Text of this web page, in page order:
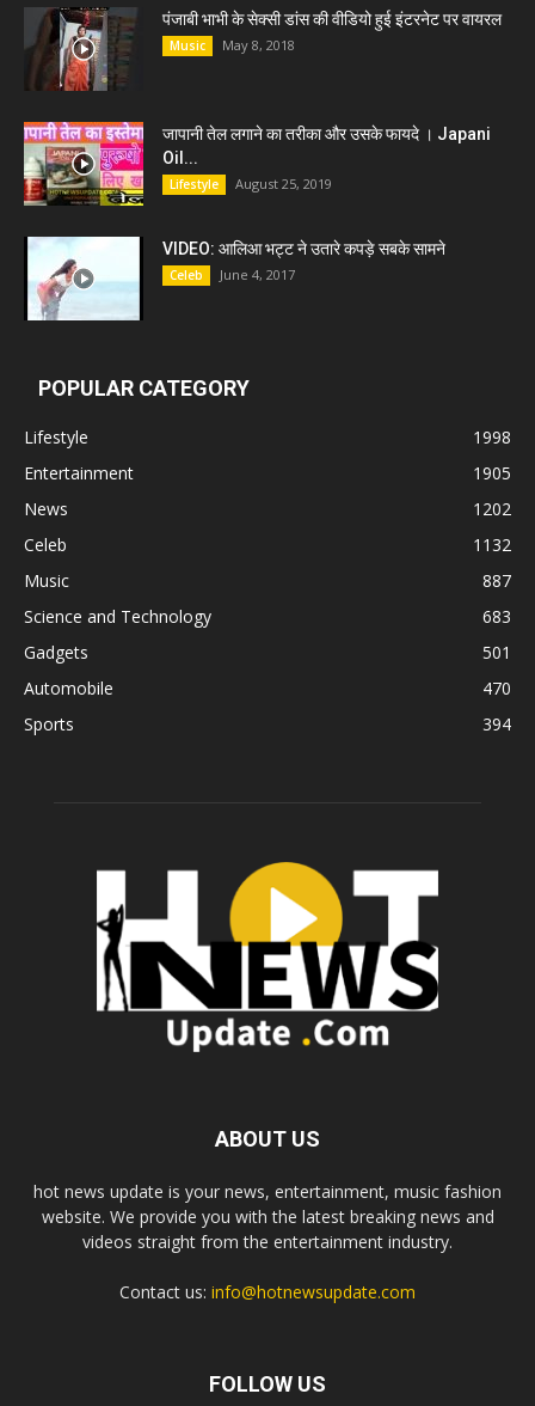
पंजाबी भाभी के सेक्सी डांस की वीडियो हुई इंटरनेट पर वायरल
Music May 8, 2018
जापानी तेल लगाने का तरीका और उसके फायदे । Japani
Oil...
Lifestyle August 25, 2019
VIDEO: आलिआ भट्ट ने उतारे कपड़े सबके सामने
Celeb June 4, 2017
POPULAR CATEGORY
Lifestyle
1998
Entertainment
1905
News
1202
Celeb
1132
Music
887
Science and Technology
683
Gadgets
501
Automobile
470
Sports
394
ABOUT US
hot news update is your news, entertainment, music fashion
website. We provide you with the latest breaking news and
videos straight from the entertainment industry.
Contact us: info@hotnewsupdate.com
FOLLOW US